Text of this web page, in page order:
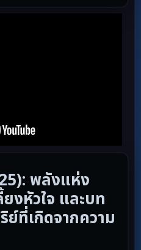
พลังแห่ง
งหัวใจ และบท
ที่เกิดจากความ